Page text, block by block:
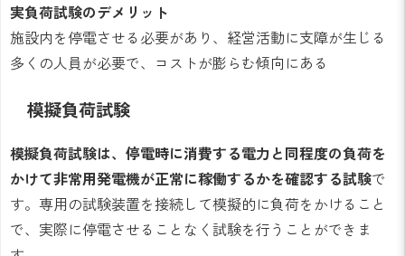
実負荷試験のデメリット
施設内を停電させる必要があり、経営活動に支障が生じる
多くの人員が必要で、コストが膨らむ傾向にある
模擬負荷試験
模擬負荷試験は、停電時に消費する電力と同程度の負荷を
かけて非常用発電機が正常に稼働するかを確認する試験で
す。専用の試験装置を接続して模擬的に負荷をかけること
で、実際に停電させることなく試験を行うことができま